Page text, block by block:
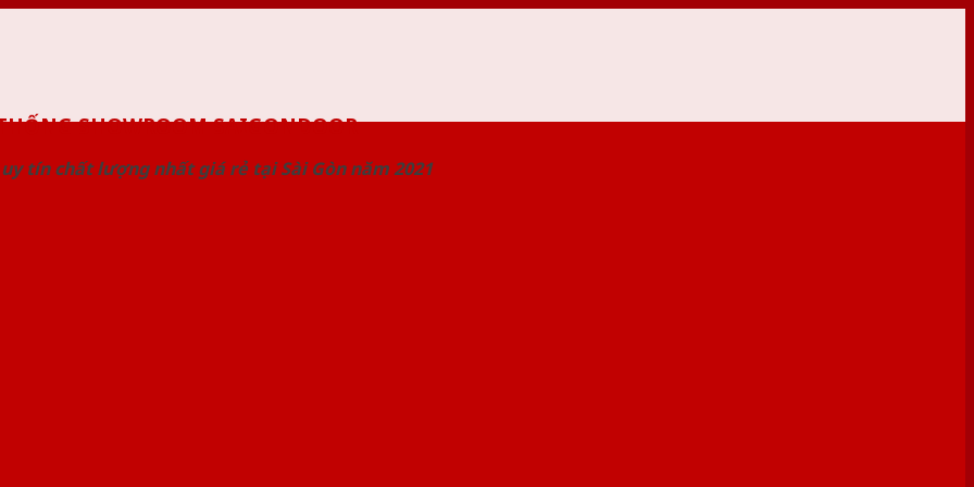
SHOWROOM SAIGONDOOR
tín chất lượng nhất giá rẻ tại Sài Gòn năm 2021